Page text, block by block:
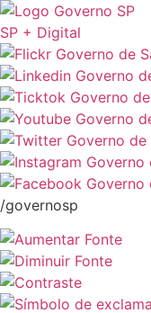
SP + Digital
/governosp